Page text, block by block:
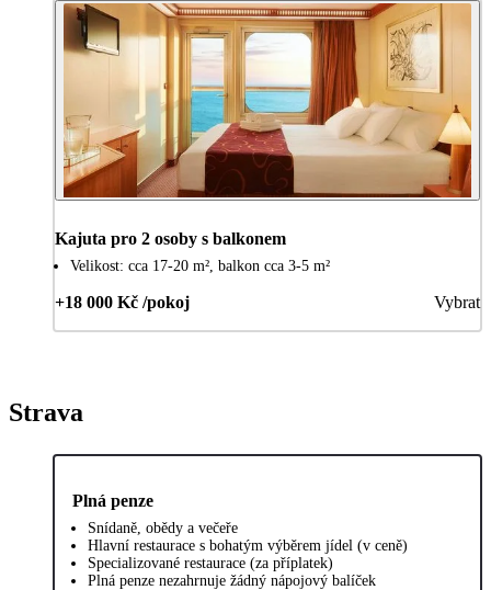
Kajuta pro 2 osoby s balkonem
Velikost: cca 17-20 m², balkon cca 3-5 m²
+18 000 Kč /pokoj Vybrat
Strava
Plná penze
Snídaně, obědy a večeře
Hlavní restaurace s bohatým výběrem jídel (v ceně)
Specializované restaurace (za příplatek)
Plná penze nezahrnuje žádný nápojový balíček